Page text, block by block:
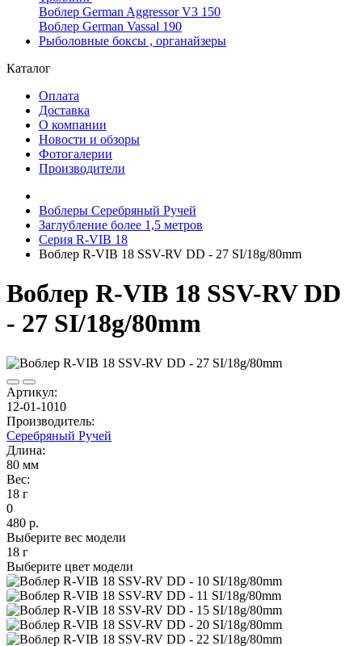
Воблер German Aggressor V3 150
Воблер German Vassal 190
Рыболовные боксы , органайзеры
Каталог
Оплата
Доставка
О компании
Новости и обзоры
Фотогалерии
Производители
Воблеры Серебряный Ручей
Заглубление более 1,5 метров
Серия R-VIB 18
Воблер R-VIB 18 SSV-RV DD - 27 SI/18g/80mm
Воблер R-VIB 18 SSV-RV DD
- 27 SI/18g/80mm
Артикул:
12-01-1010
Производитель:
Серебряный Ручей
Длина:
80 мм
Вес:
18 г
0
480 р.
Выберите вес модели
18 г
Выберите цвет модели